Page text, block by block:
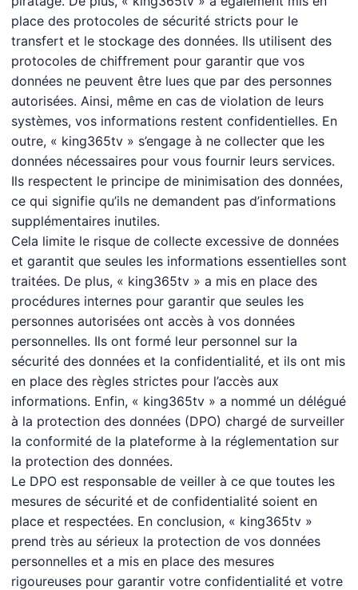
place des protocoles de sécurité stricts pour le
transfert et le stockage des données. Ils utilisent des
protocoles de chiffrement pour garantir que vos
données ne peuvent être lues que par des personnes
autorisées. Ainsi, même en cas de violation de leurs
systèmes, vos informations restent confidentielles. En
outre, « king365tv » s’engage à ne collecter que les
données nécessaires pour vous fournir leurs services.
Ils respectent le principe de minimisation des données,
ce qui signifie qu’ils ne demandent pas d’informations
supplémentaires inutiles.
Cela limite le risque de collecte excessive de données
et garantit que seules les informations essentielles sont
traitées. De plus, « king365tv » a mis en place des
procédures internes pour garantir que seules les
personnes autorisées ont accès à vos données
personnelles. Ils ont formé leur personnel sur la
sécurité des données et la confidentialité, et ils ont mis
en place des règles strictes pour l’accès aux
informations. Enfin, « king365tv » a nommé un délégué
à la protection des données (DPO) chargé de surveiller
la conformité de la plateforme à la réglementation sur
la protection des données.
Le DPO est responsable de veiller à ce que toutes les
mesures de sécurité et de confidentialité soient en
place et respectées. En conclusion, « king365tv »
prend très au sérieux la protection de vos données
personnelles et a mis en place des mesures
rigoureuses pour garantir votre confidentialité et votre